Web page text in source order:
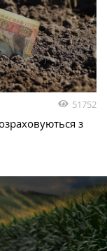
51752
з